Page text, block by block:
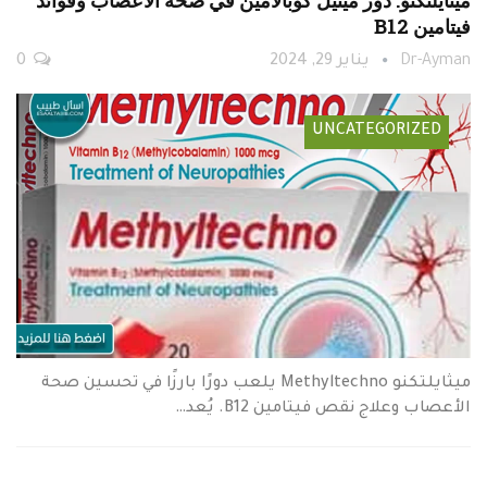
فيتامين B12
Dr-Ayman يناير 29, 2024
UNCATEGORIZED
ميثايلتكنو Methyltechno يلعب دورًا بارزًا في تحسين صحة
الأعصاب وعلاج نقص فيتامين B12. يُعد…